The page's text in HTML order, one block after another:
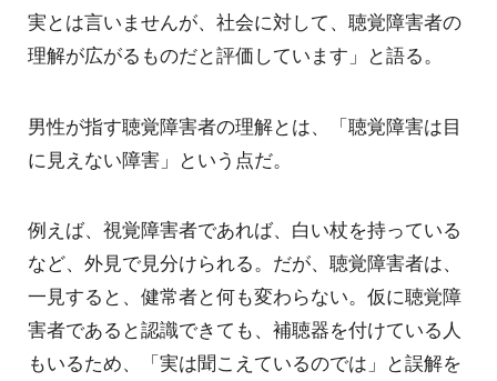
実とは言いませんが、社会に対して、聴覚障害者の
理解が広がるものだと評価しています」と語る。
男性が指す聴覚障害者の理解とは、「聴覚障害は目
に見えない障害」という点だ。
例えば、視覚障害者であれば、白い杖を持っている
など、外見で見分けられる。だが、聴覚障害者は、
一見すると、健常者と何も変わらない。仮に聴覚障
害者であると認識できても、補聴器を付けている人
もいるため、「実は聞こえているのでは」と誤解を